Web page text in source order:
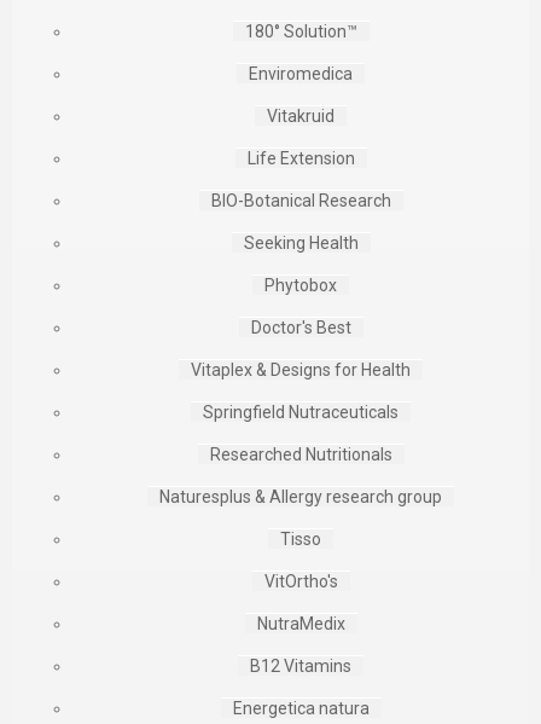
180° Solution™
Enviromedica
Vitakruid
Life Extension
BIO-Botanical Research
Seeking Health
Phytobox
Doctor's Best
Vitaplex & Designs for Health
Springfield Nutraceuticals
Researched Nutritionals
Naturesplus & Allergy research group
Tisso
VitOrtho's
NutraMedix
B12 Vitamins
Energetica natura